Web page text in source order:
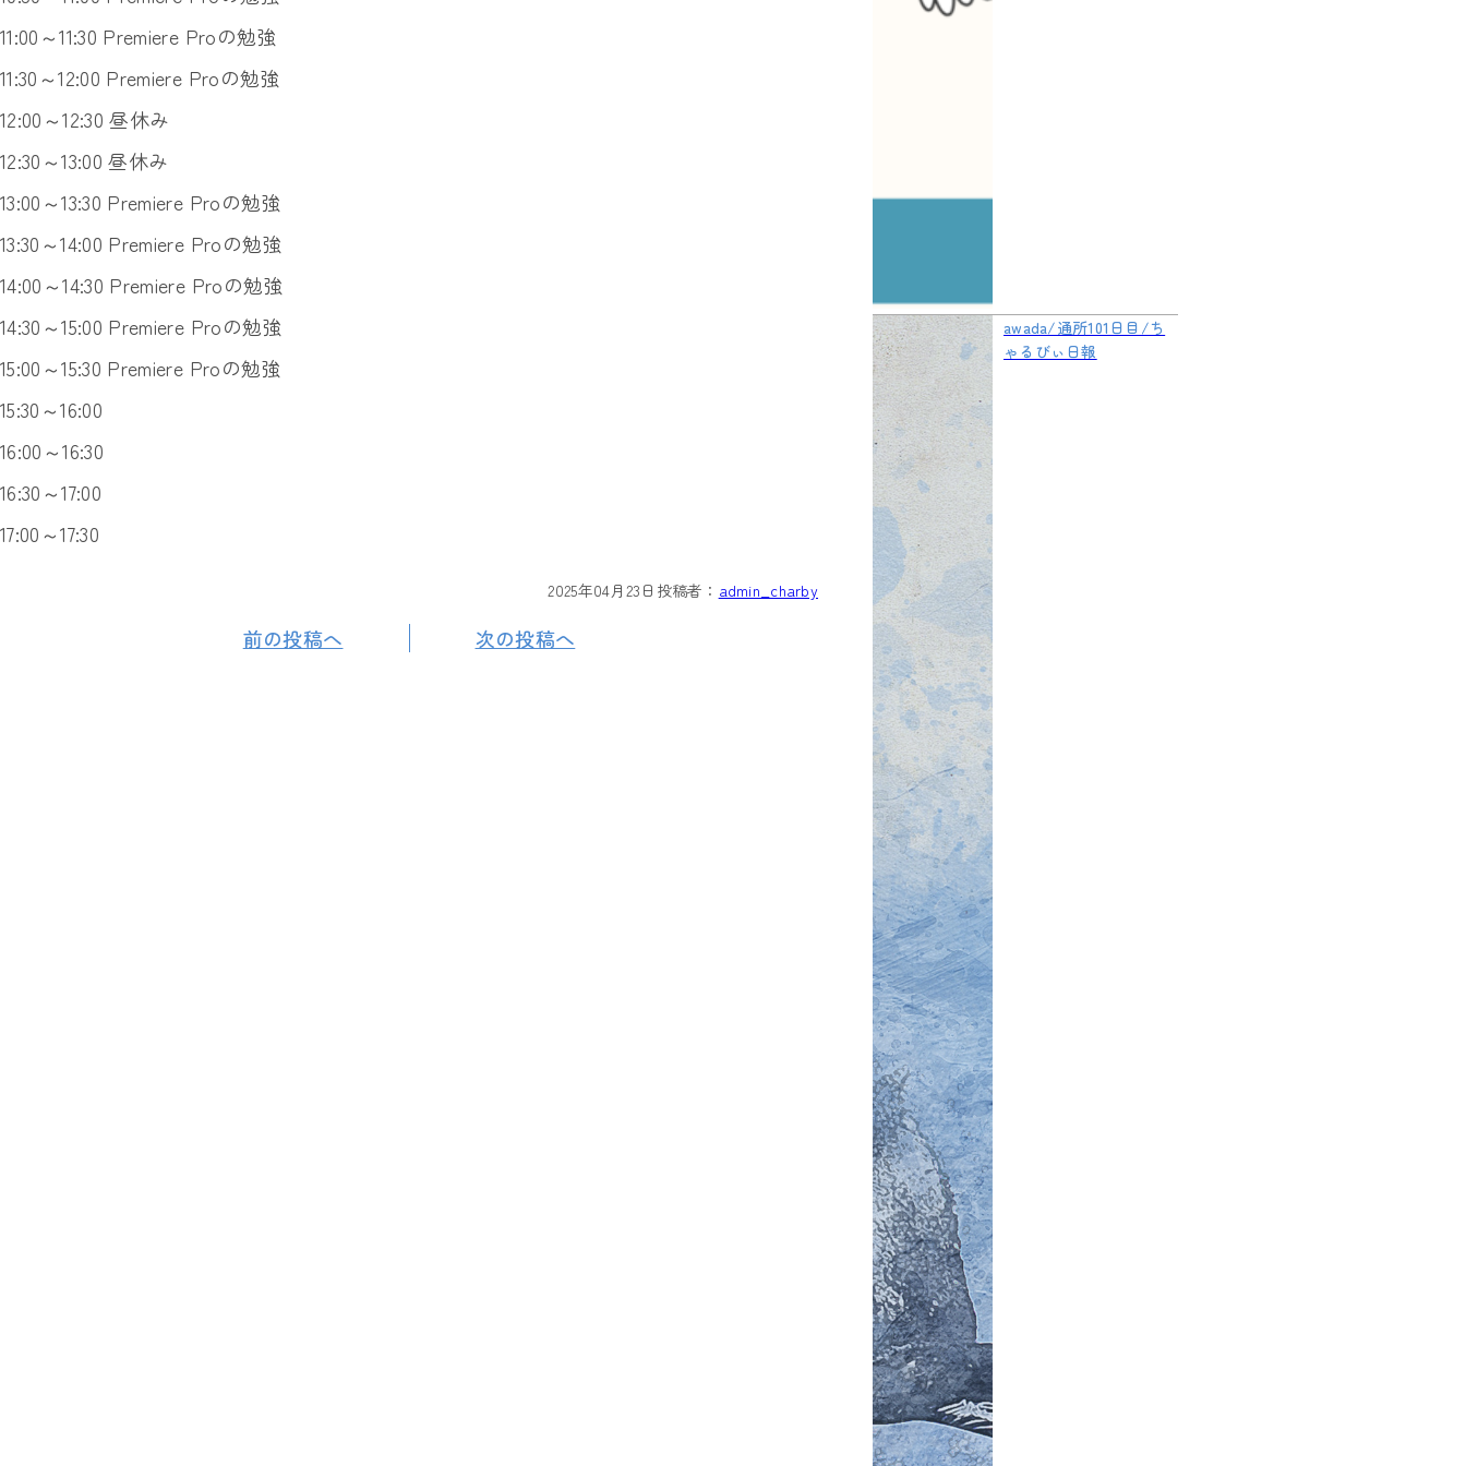
11:00～11:30 Premiere Proの勉強
11:30～12:00 Premiere Proの勉強
12:00～12:30 昼休み
12:30～13:00 昼休み
13:00～13:30 Premiere Proの勉強
13:30～14:00 Premiere Proの勉強
14:00～14:30 Premiere Proの勉強
14:30～15:00 Premiere Proの勉強
15:00～15:30 Premiere Proの勉強
15:30～16:00
16:00～16:30
16:30～17:00
17:00～17:30
2025年04月23日 投稿者： admin_charby
前の投稿へ 次の投稿へ
awada/通所101日目/ち
ゃるびぃ日報